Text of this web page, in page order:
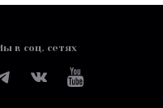
в соц. сетях